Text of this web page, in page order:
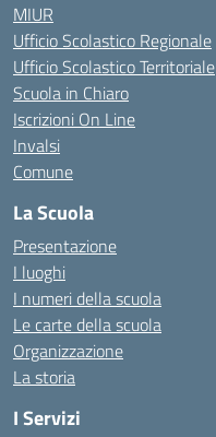
MIUR
Ufficio Scolastico Regionale
Ufficio Scolastico Territoriale
Scuola in Chiaro
Iscrizioni On Line
Invalsi
Comune
La Scuola
Presentazione
I luoghi
I numeri della scuola
Le carte della scuola
Organizzazione
La storia
I Servizi